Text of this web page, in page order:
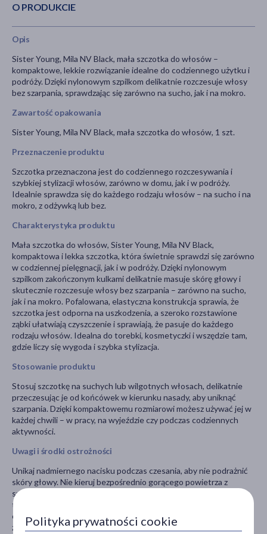
O PRODUKCIE
Opis
Sister Young, Mila NV Black, mała szczotka do włosów –
kompaktowe, lekkie rozwiązanie idealne do codziennego użytku i
podróży. Dzięki nylonowym szpilkom delikatnie rozczesuje włosy
bez szarpania, sprawdzając się zarówno na sucho, jak i na mokro.
Zawartość opakowania
Sister Young, Mila NV Black, mała szczotka do włosów, 1 szt.
Przeznaczenie produktu
Szczotka przeznaczona jest do codziennego rozczesywania i
szybkiej stylizacji włosów, zarówno w domu, jak i w podróży.
Idealnie sprawdza się do każdego rodzaju włosów – na sucho i na
mokro, z odżywką lub bez.
Charakterystyka produktu
Mała szczotka do włosów, Sister Young, Mila NV Black,
kompaktowa i lekka szczotka, która świetnie sprawdzi się zarówno
w codziennej pielęgnacji, jak i w podróży. Dzięki nylonowym
szpilkom zakończonym kulkami delikatnie masuje skórę głowy i
skutecznie rozczesuje włosy bez szarpania – zarówno na sucho,
jak i na mokro. Pofalowana, elastyczna konstrukcja sprawia, że
szczotka jest odporna na uszkodzenia, a szeroko rozstawione
ząbki ułatwiają czyszczenie i sprawiają, że pasuje do każdego
rodzaju włosów. Idealna do torebki, kosmetyczki i wszędzie tam,
gdzie liczy się wygoda i szybka stylizacja.
Stosowanie produktu
Stosuj szczotkę na suchych lub wilgotnych włosach, delikatnie
przeczesując je od końcówek w kierunku nasady, aby uniknąć
szarpania. Dzięki kompaktowemu rozmiarowi możesz używać jej w
każdej chwili – w pracy, na wyjeździe czy podczas codziennych
aktywności.
Uwagi i środki ostrożności
Unikaj nadmiernego nacisku podczas czesania, aby nie podrażnić
skóry głowy. Nie kieruj bezpośrednio gorącego powietrza z
suszarki na szczotkę, aby zachować elastyczność materiału i
trwałość nylonowych szpilek. Regularnie usuwaj z niej włosy i
czyść szczotkę, przechowując ją w suchym miejscu, z dala od
źródeł ciepła i wilgoci.
Polityka prywatności cookie